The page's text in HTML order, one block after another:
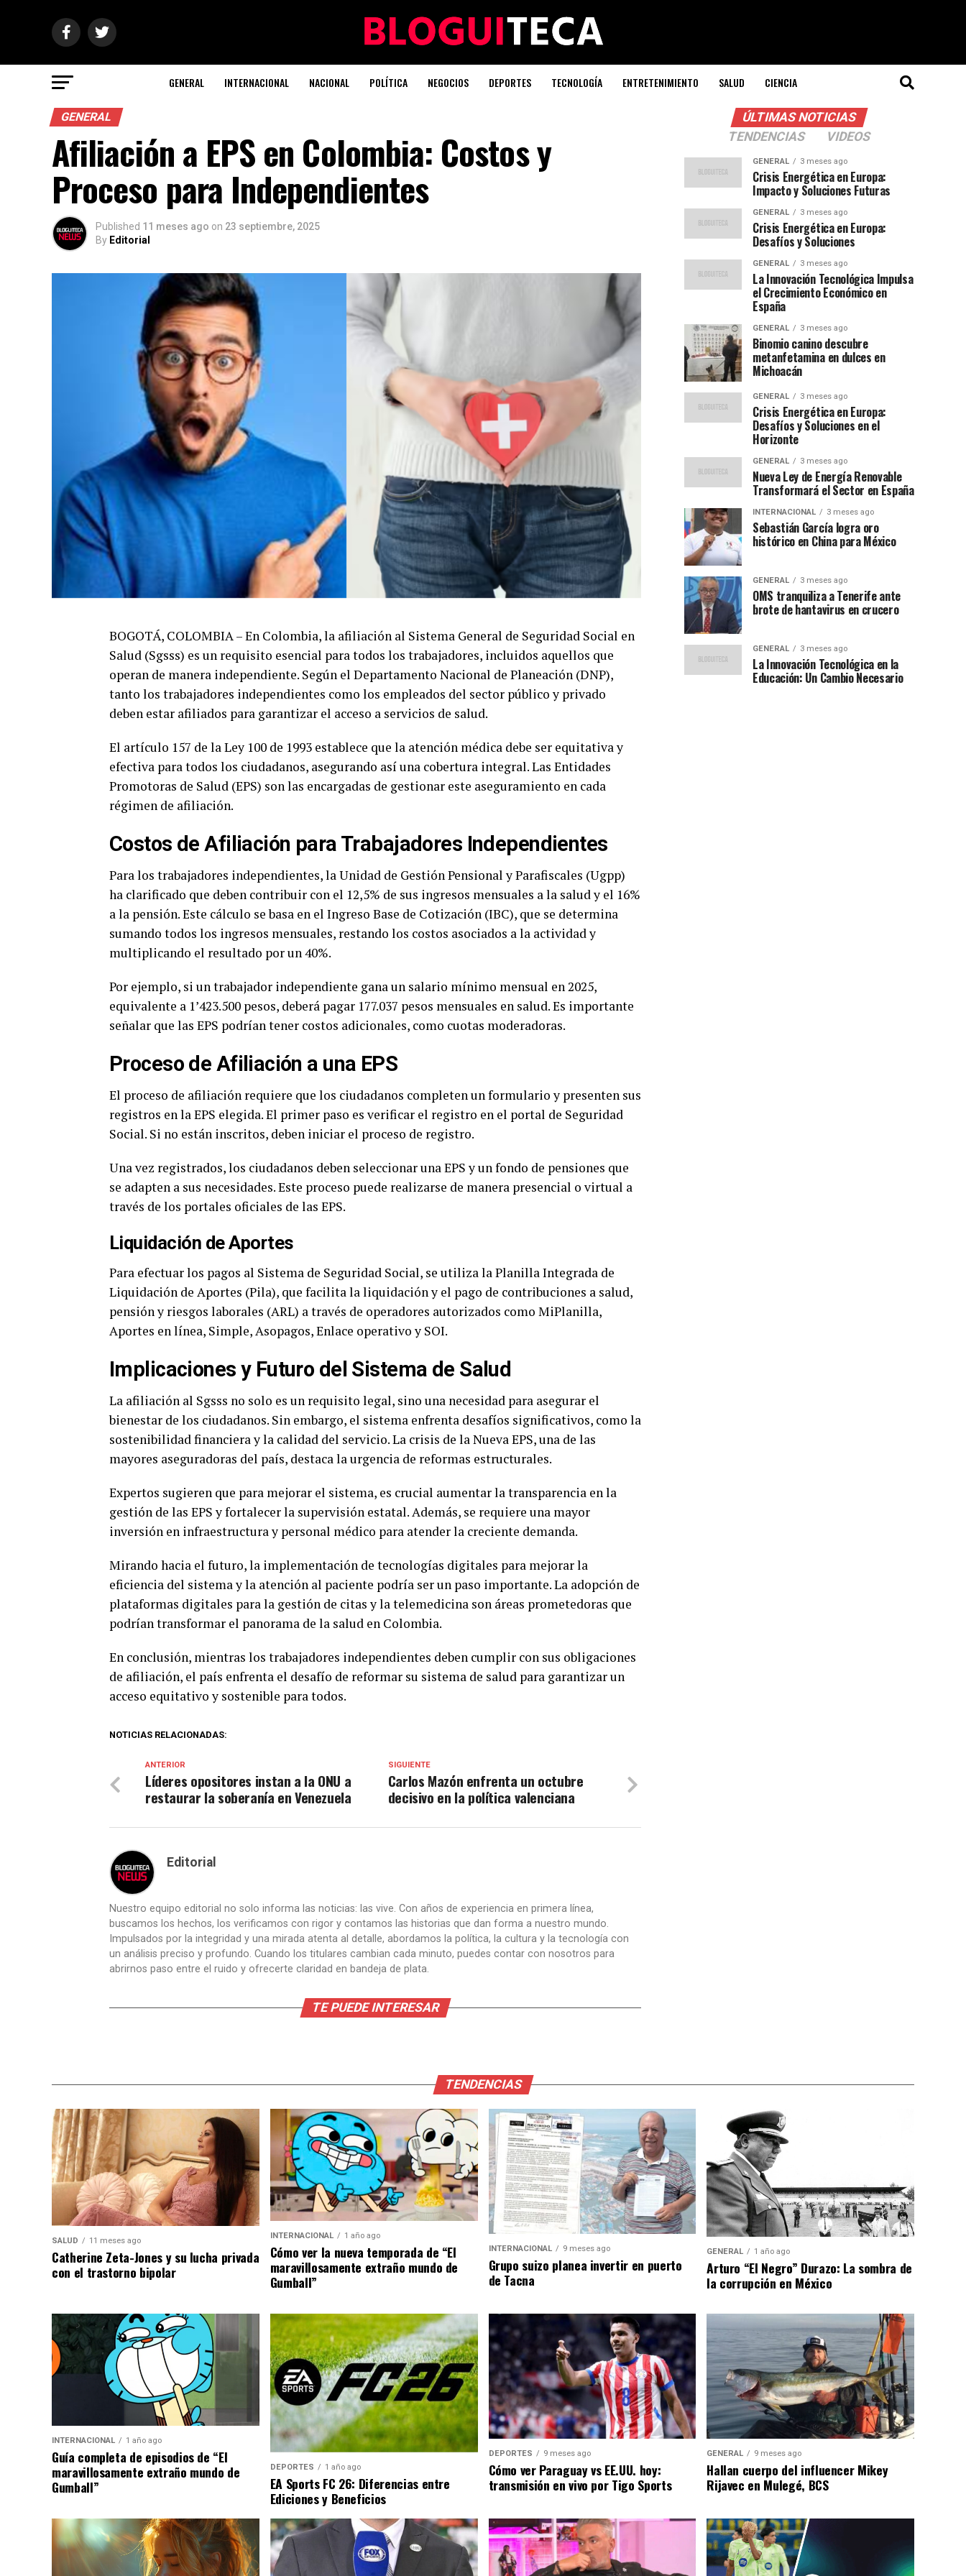
GENERAL INTERNACIONAL NACIONAL POLÍTICA NEGOCIOS DEPORTES TECNOLOGÍA ENTRETENIMIENTO SALUD CIENCIA
GENERAL
Afiliación a EPS en Colombia: Costos y
Proceso para Independientes
Published 11 meses ago on 23 septiembre, 2025
By Editorial
BOGOTÁ, COLOMBIA – En Colombia, la afiliación al Sistema General de Seguridad Social en
Salud (Sgsss) es un requisito esencial para todos los trabajadores, incluidos aquellos que
operan de manera independiente. Según el Departamento Nacional de Planeación (DNP),
tanto los trabajadores independientes como los empleados del sector público y privado
deben estar afiliados para garantizar el acceso a servicios de salud.
El artículo 157 de la Ley 100 de 1993 establece que la atención médica debe ser equitativa y
efectiva para todos los ciudadanos, asegurando así una cobertura integral. Las Entidades
Promotoras de Salud (EPS) son las encargadas de gestionar este aseguramiento en cada
régimen de afiliación.
Costos de Afiliación para Trabajadores Independientes
Para los trabajadores independientes, la Unidad de Gestión Pensional y Parafiscales (Ugpp)
ha clarificado que deben contribuir con el 12,5% de sus ingresos mensuales a la salud y el 16%
a la pensión. Este cálculo se basa en el Ingreso Base de Cotización (IBC), que se determina
sumando todos los ingresos mensuales, restando los costos asociados a la actividad y
multiplicando el resultado por un 40%.
Por ejemplo, si un trabajador independiente gana un salario mínimo mensual en 2025,
equivalente a 1’423.500 pesos, deberá pagar 177.037 pesos mensuales en salud. Es importante
señalar que las EPS podrían tener costos adicionales, como cuotas moderadoras.
Proceso de Afiliación a una EPS
El proceso de afiliación requiere que los ciudadanos completen un formulario y presenten sus
registros en la EPS elegida. El primer paso es verificar el registro en el portal de Seguridad
Social. Si no están inscritos, deben iniciar el proceso de registro.
Una vez registrados, los ciudadanos deben seleccionar una EPS y un fondo de pensiones que
se adapten a sus necesidades. Este proceso puede realizarse de manera presencial o virtual a
través de los portales oficiales de las EPS.
Liquidación de Aportes
Para efectuar los pagos al Sistema de Seguridad Social, se utiliza la Planilla Integrada de
Liquidación de Aportes (Pila), que facilita la liquidación y el pago de contribuciones a salud,
pensión y riesgos laborales (ARL) a través de operadores autorizados como MiPlanilla,
Aportes en línea, Simple, Asopagos, Enlace operativo y SOI.
Implicaciones y Futuro del Sistema de Salud
La afiliación al Sgsss no solo es un requisito legal, sino una necesidad para asegurar el
bienestar de los ciudadanos. Sin embargo, el sistema enfrenta desafíos significativos, como la
sostenibilidad financiera y la calidad del servicio. La crisis de la Nueva EPS, una de las
mayores aseguradoras del país, destaca la urgencia de reformas estructurales.
Expertos sugieren que para mejorar el sistema, es crucial aumentar la transparencia en la
gestión de las EPS y fortalecer la supervisión estatal. Además, se requiere una mayor
inversión en infraestructura y personal médico para atender la creciente demanda.
Mirando hacia el futuro, la implementación de tecnologías digitales para mejorar la
eficiencia del sistema y la atención al paciente podría ser un paso importante. La adopción de
plataformas digitales para la gestión de citas y la telemedicina son áreas prometedoras que
podrían transformar el panorama de la salud en Colombia.
En conclusión, mientras los trabajadores independientes deben cumplir con sus obligaciones
de afiliación, el país enfrenta el desafío de reformar su sistema de salud para garantizar un
acceso equitativo y sostenible para todos.
NOTICIAS RELACIONADAS:
SIGUIENTE
Carlos Mazón enfrenta un octubre
decisivo en la política valenciana
ANTERIOR
Líderes opositores instan a la ONU a
restaurar la soberanía en Venezuela
Editorial
Nuestro equipo editorial no solo informa las noticias: las vive. Con años de experiencia en primera línea,
buscamos los hechos, los verificamos con rigor y contamos las historias que dan forma a nuestro mundo.
Impulsados por la integridad y una mirada atenta al detalle, abordamos la política, la cultura y la tecnología con
un análisis preciso y profundo. Cuando los titulares cambian cada minuto, puedes contar con nosotros para
abrirnos paso entre el ruido y ofrecerte claridad en bandeja de plata.
TE PUEDE INTERESAR
ÚLTIMAS NOTICIAS
TENDENCIAS
VIDEOS
GENERAL 3 meses ago
Crisis Energética en Europa:
Impacto y Soluciones Futuras
GENERAL 3 meses ago
Crisis Energética en Europa:
Desafíos y Soluciones
GENERAL 3 meses ago
La Innovación Tecnológica Impulsa
el Crecimiento Económico en
España
GENERAL 3 meses ago
Binomio canino descubre
metanfetamina en dulces en
Michoacán
GENERAL 3 meses ago
Crisis Energética en Europa:
Desafíos y Soluciones en el
Horizonte
GENERAL 3 meses ago
Nueva Ley de Energía Renovable
Transformará el Sector en España
INTERNACIONAL 3 meses ago
Sebastián García logra oro
histórico en China para México
GENERAL 3 meses ago
OMS tranquiliza a Tenerife ante
brote de hantavirus en crucero
GENERAL 3 meses ago
La Innovación Tecnológica en la
Educación: Un Cambio Necesario
TENDENCIAS
SALUD 11 meses ago
Catherine Zeta-Jones y su lucha privada
con el trastorno bipolar
INTERNACIONAL 1 año ago
Cómo ver la nueva temporada de “El
maravillosamente extraño mundo de
Gumball”
INTERNACIONAL 9 meses ago
Grupo suizo planea invertir en puerto
de Tacna
GENERAL 1 año ago
Arturo “El Negro” Durazo: La sombra de
la corrupción en México
INTERNACIONAL 1 año ago
Guía completa de episodios de “El
maravillosamente extraño mundo de
Gumball”
DEPORTES 1 año ago
EA Sports FC 26: Diferencias entre
Ediciones y Beneficios
DEPORTES 9 meses ago
Cómo ver Paraguay vs EE.UU. hoy:
transmisión en vivo por Tigo Sports
GENERAL 9 meses ago
Hallan cuerpo del influencer Mikey
Rijavec en Mulegé, BCS